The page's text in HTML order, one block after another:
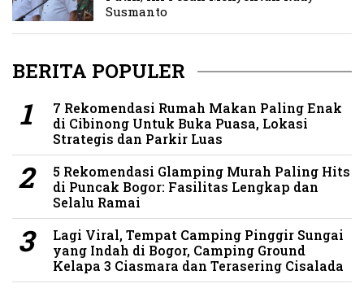
Susmanto
BERITA POPULER
7 Rekomendasi Rumah Makan Paling Enak
di Cibinong Untuk Buka Puasa, Lokasi
Strategis dan Parkir Luas
5 Rekomendasi Glamping Murah Paling Hits
di Puncak Bogor: Fasilitas Lengkap dan
Selalu Ramai
Lagi Viral, Tempat Camping Pinggir Sungai
yang Indah di Bogor, Camping Ground
Kelapa 3 Ciasmara dan Terasering Cisalada